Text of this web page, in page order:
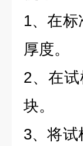
1、在
厚度。
2、在
块。
3、将试